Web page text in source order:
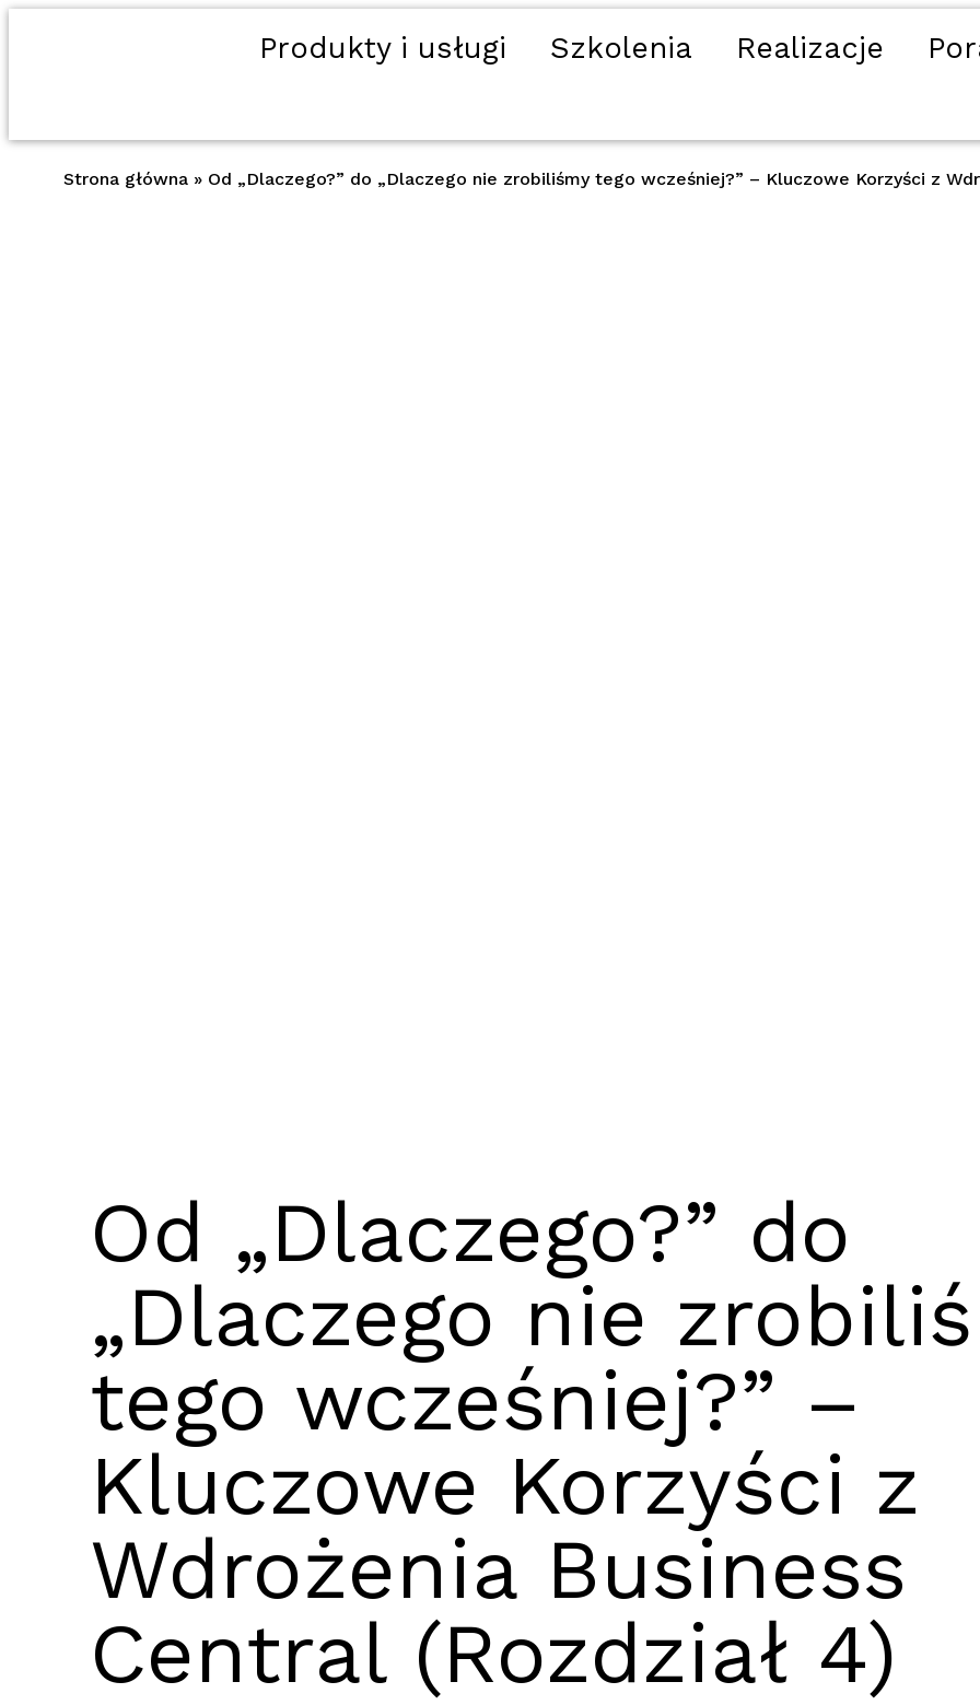
Produkty i usługi Szkolenia Realizacje
Strona główna » Od „Dlaczego?” do „Dlaczego nie zrobiliśmy tego wcześniej?” – Kluczowe Korzyści z
Od „Dlaczego?” do
„Dlaczego nie
tego wcześniej?” –
Kluczowe Korzyści z
Wdrożenia Business
Central (Rozdział 4)